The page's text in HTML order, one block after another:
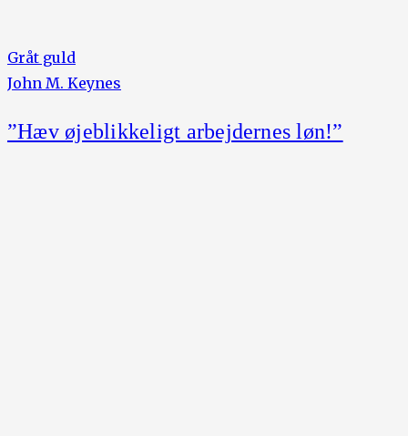
Gråt guld
John M. Keynes
”Hæv øjeblikkeligt arbejdernes løn!”